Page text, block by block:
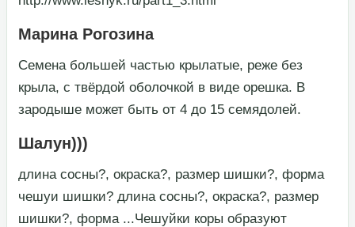
Марина Рогозина
​Семена большей частью крылатые, реже без
крыла, с твёрдой оболочкой в виде орешка. В
зародыше может быть от 4 до 15 семядолей.​
Шалун)))
​длина сосны?, окраска?, размер шишки?, форма
чешуи шишки? длина сосны?, окраска?, размер
шишки?, форма ...Чешуйки коры образуют